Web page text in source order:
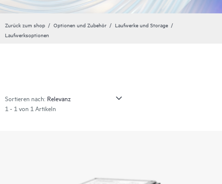
Zurück zum shop Optionen und Zubehör
Laufwerke und Storage
Laufwerksoptionen
Sortieren nach:
1 - 1 von 1 Artikeln